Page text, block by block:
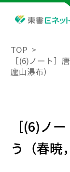
TOP
［(6)ノート
廬山瀑布）
［(6)ノ
う（春暁